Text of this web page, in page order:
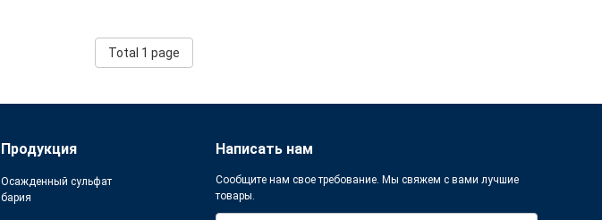
Total 1 page
Продукция
Осажденный сульфат
бария
Написать нам
Сообщите нам свое требование. Мы свяжем с вами лучшие
товары.